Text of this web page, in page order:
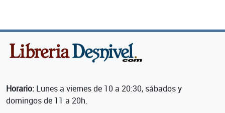
Horario: Lunes a viernes de 10 a 20:30, sábados y
domingos de 11 a 20h.